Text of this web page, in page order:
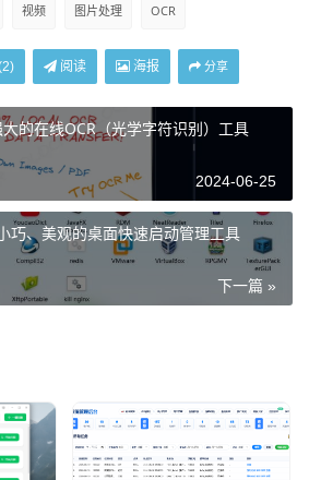
视频 图片处理 OCR
2) 阅读 海报 分享
的在线OCR（光学字符识别）工具
2024-06-25
巧、美观的桌面快速启动管理工具
下一篇 »